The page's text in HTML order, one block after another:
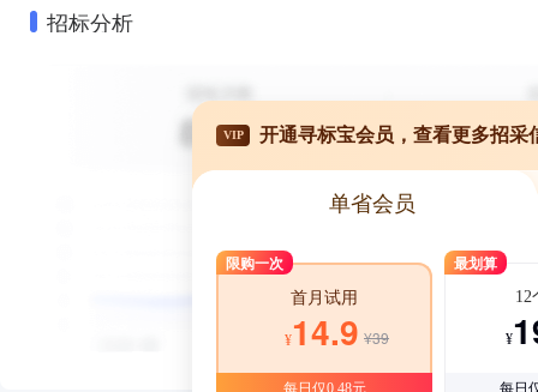
招标分析
VIP 开通寻标宝会员，查看更多招采
单省会员
限购一次
首月试用
¥14.9 ¥39
每日仅0.48元
最划算
12
¥
每日